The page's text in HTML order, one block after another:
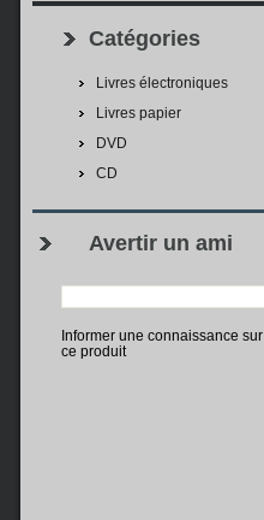
Catégories
Livres électroniques
Livres papier
DVD
CD
Avertir un ami
Informer une connaissance sur
ce produit